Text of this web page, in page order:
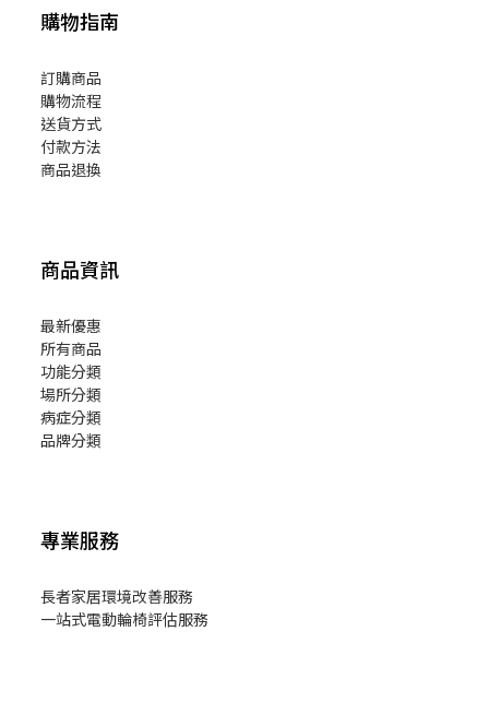
購物指南
訂購商品
購物流程
送貨方式
付款方法
商品退換
商品資訊
最新優惠
所有商品
功能分類
場所分類
病症分類
品牌分類
專業服務
長者家居環境改善服務
一站式電動輪椅評估服務